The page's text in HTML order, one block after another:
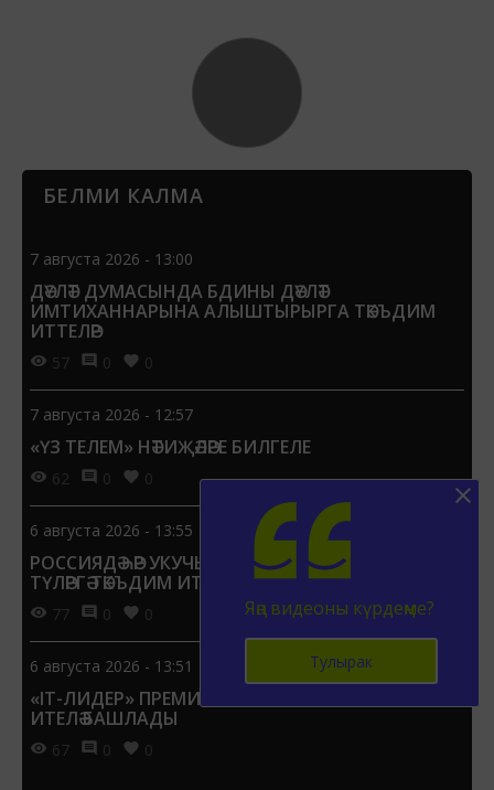
БЕЛМИ КАЛМА
7 августа 2026 - 13:00
ДӘҮЛӘТ ДУМАСЫНДА БДИНЫ ДӘҮЛӘТ
ИМТИХАННАРЫНА АЛЫШТЫРЫРГА ТӘКЪДИМ
ИТТЕЛӘР
57 0 0
7 августа 2026 - 12:57
«ҮЗ ТЕЛЕМ» НӘТИҖӘЛӘРЕ БИЛГЕЛЕ
62 0 0
6 августа 2026 - 13:55
РОССИЯДӘ ҺӘР УКУЧЫГА 1 СЕНТЯБРЬГӘ 15 МЕҢ СУМ
ТҮЛӘРГӘ ТӘКЪДИМ ИТТЕЛӘР
77 0 0
6 августа 2026 - 13:51
«IT-ЛИДЕР» ПРЕМИЯСЕНӘ ГАРИЗАЛАР КАБУЛ
ИТЕЛӘ БАШЛАДЫ
67 0 0
Яңа видеоны күрдеңме?
Тулырак